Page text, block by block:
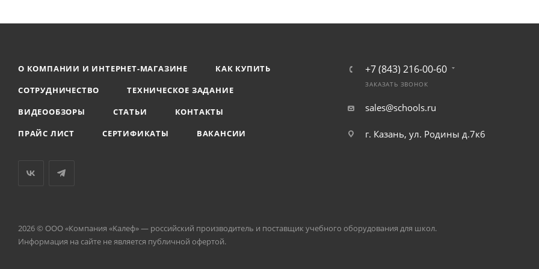
О КОМПАНИИ И ИНТЕРНЕТ-МАГАЗИНЕ
КАК КУПИТЬ
СОТРУДНИЧЕСТВО
ТЕХНИЧЕСКОЕ ЗАДАНИЕ
ВИДЕООБЗОРЫ
СТАТЬИ
КОНТАКТЫ
ПРАЙС ЛИСТ
СЕРТИФИКАТЫ ВАКАНСИИ
+7 (843) 216-00-60
ЗАКАЗАТЬ ЗВОНОК
sales@schools.ru
г. Казань, ул. Родины д.7к6
2026 © ООО «Компания «Kалеф» — российский производитель и поставщик учебного оборудования для школ.
Информация на сайте не является публичной офертой.